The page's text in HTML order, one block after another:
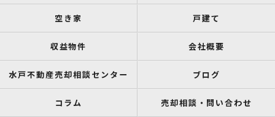
空き家 戸建て
収益物件 会社概要
水戸不動産売却相談センター ブログ
コラム 売却相談・問い合わせ